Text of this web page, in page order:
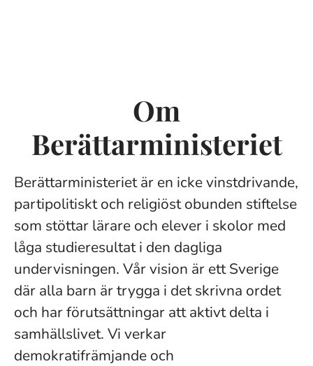
Om
Berättarministeriet
Berättarministeriet är en icke vinstdrivande,
partipolitiskt och religiöst obunden stiftelse
som stöttar lärare och elever i skolor med
låga studieresultat i den dagliga
undervisningen. Vår vision är ett Sverige
där alla barn är trygga i det skrivna ordet
och har förutsättningar att aktivt delta i
samhällslivet. Vi verkar
demokratifrämjande och